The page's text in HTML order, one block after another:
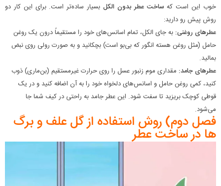
خوب این است که ساخت عطر بدون الکل بسیار ساده‌تر است. برای این کار دو
روش پیش رو دارید:
عطرهای روغنی: به جای الکل، تمام اسانس‌های خود را مستقیماً درون یک روغن
حامل (مثل روغن هسته انگور که بی‌بو است) بچکانید و به صورت رولی روی نبض
بمالید.
عطرهای جامد: مقداری موم زنبور عسل را روی حرارت غیرمستقیم (بن‌ماری) ذوب
کنید، کمی روغن حامل و اسانس‌های دلخواه خود را به آن اضافه کنید و در یک
قوطی کوچک بریزید تا سفت شود. این عطر جامد به راحتی در کیف شما جا
می‌شود.
فصل دوم) روش استفاده از گل علف و برگ
ها در ساخت عطر